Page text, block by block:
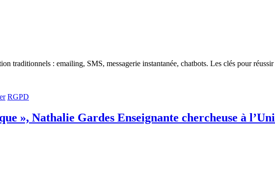
traditionnels : emailing, SMS, messagerie instantanée, chatbots. Les clés pour
RGPD
», Nathalie Gardes Enseignante chercheuse à